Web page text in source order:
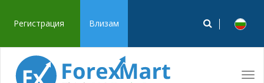
Регистрация Влизам